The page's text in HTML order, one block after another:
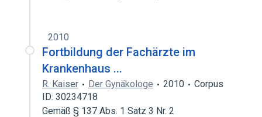
2010
Fortbildung der Fachärzte im
Krankenhaus ...
R. Kaiser Der Gynäkologe 2010
Corpus
ID: 30234718
Gemäß § 137 Abs. 1 Satz 3 Nr. 2